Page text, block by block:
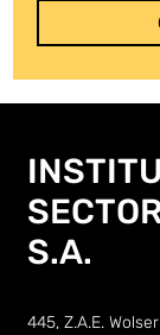
S.A.
445, Z.A.E.